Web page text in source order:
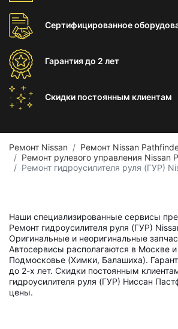
Сертифицированное
Гарантиядо 2 лет
Скидки постоянным клиентам
Ремонт Nissan
Ремонт Nissan
Ремонт рулевого управления Nissan
Ремонт гидроусилителя руля (ГУР)
Наши специализированные сервисы
Ремонт гидроусилителя руля (ГУР)
Оригинальные и неоригинальные
Автосервисы располагаются в Москве
Подмосковье (Химки, Балашиха).
до 2-х лет. Скидки постоянным
гидроусилителя руля (ГУР) Ниссан
цены.